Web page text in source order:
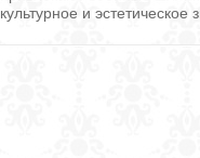
культурное и